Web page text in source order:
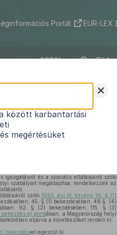
Portál EUR-LEX
ELI
Képviselő-
rendelete
rendeletmódosításáról
igazgatásról és a szociális ellátásokról szóló
szabályait megállapítsa, rendelkezzék az
szóló 1993. évi III. törvény 10. § (1)
45. § (1) bekezdésében, 48 §. (4)
92. § (2) bekezdésében, 115. § (3)
a) pontjában, a Magyarország helyi
eljárva a következőket rendeli el:
bekezdéssel egészül ki:
+
között karbantartási
megértésüket